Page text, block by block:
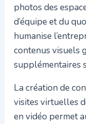
photos des
d’équipe et du
humanise
contenus visuels
supplémentaires
La création de
visites virtuelles
en vidéo permet